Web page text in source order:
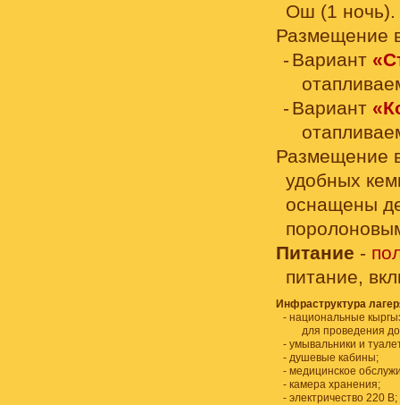
Ош (1 ночь).
Размещение
Вариант
Вариант
Размещение
удобных
оснащены
Питание -
питание,
Инфраструктура
национальные
для проведения
умывальники и
душевые кабины;
медицинское
камера хранения;
электричество 220